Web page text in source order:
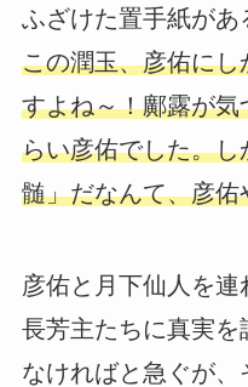
ふざけた置手紙があ
この潤玉、彦佑に
すよね～！鄺露が
らい彦佑でした。
髄」だなんて、彦佑
彦佑と月下仙人を連
長芳主たちに真実を
なければと急ぐが